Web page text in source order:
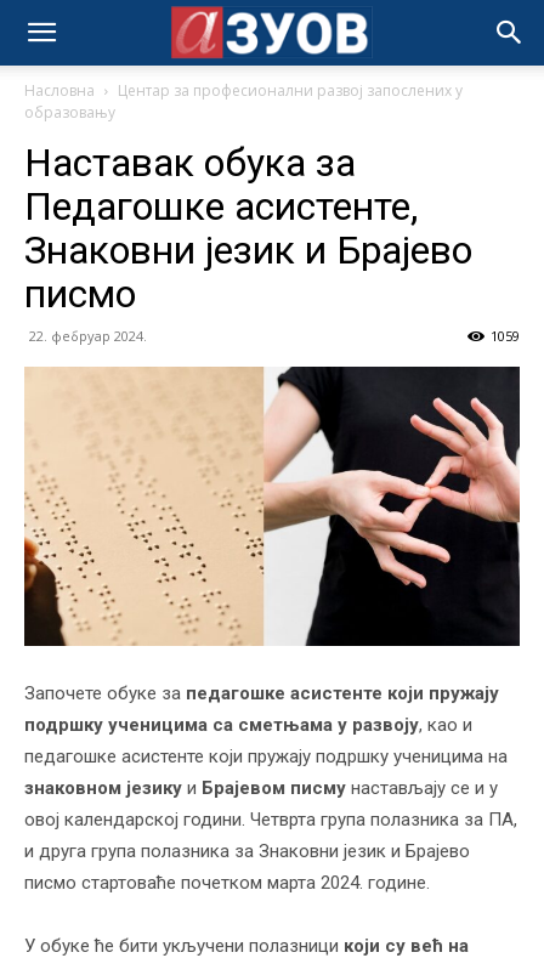
Насловна
Центар за професионални развој запослених у
образовању
Наставак обука за
Педагошке асистенте,
Знаковни језик и Брајево
писмо
22. фебруар 2024. 1059
Започете обуке за педагошке асистенте који пружају
подршку ученицима са сметњама у развоју, као и
педагошке асистенте који пружају подршку ученицима на
знаковном језику и Брајевом писму настављају се и у
овој календарској години. Четврта група полазника за ПА,
и друга група полазника за Знаковни језик и Брајево
писмо стартоваће почетком марта 2024. године.
У обуке ће бити укључени полазници који су већ на